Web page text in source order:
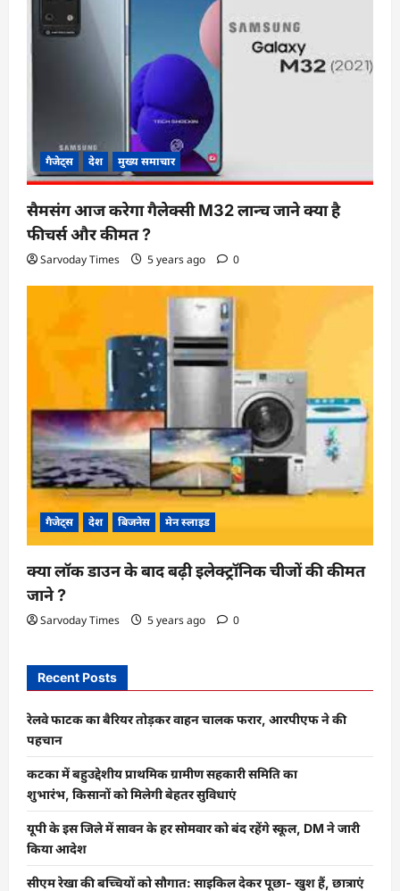
गैजेट्स देश मुख्य समाचार
सैमसंग आज करेगा गैलेक्सी M32 लान्च जाने क्या है
फीचर्स और कीमत ?
Sarvoday Times 5 years ago 0
गैजेट्स देश बिजनेस मेन स्लाइड
क्या लॉक डाउन के बाद बढ़ी इलेक्ट्रॉनिक चीजों की कीमत
जाने ?
Sarvoday Times 5 years ago 0
Recent Posts
रेलवे फाटक का बैरियर तोड़कर वाहन चालक फरार, आरपीएफ ने की
पहचान
कटका में बहुउद्देशीय प्राथमिक ग्रामीण सहकारी समिति का
शुभारंभ, किसानों को मिलेगी बेहतर सुविधाएं
यूपी के इस जिले में सावन के हर सोमवार को बंद रहेंगे स्कूल, DM ने जारी
किया आदेश
सीएम रेखा की बच्चियों को सौगात: साइकिल देकर पूछा- खुश हैं, छात्राएं